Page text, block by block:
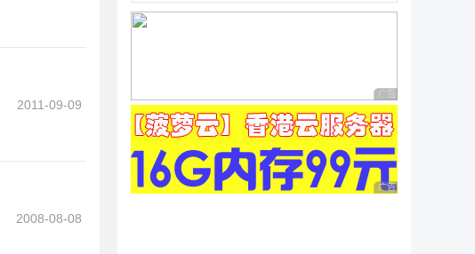
2011-09-09
2008-08-08
广告 商业广告，理性
广告 商业广告，理性